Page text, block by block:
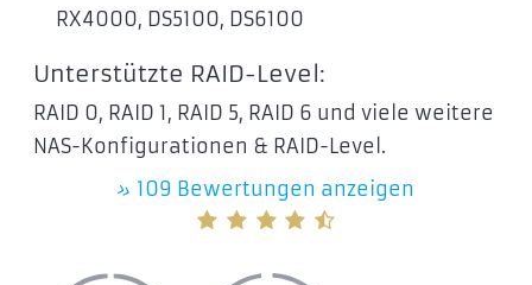
RX4000, DS5100, DS6100
Unterstützte RAID-Level:
RAID 0, RAID 1, RAID 5, RAID 6 und viele weitere
NAS-Konfigurationen & RAID-Level.
» 109 Bewertungen anzeigen